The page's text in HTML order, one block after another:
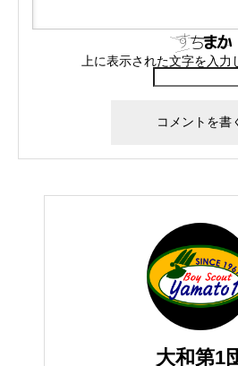
上に表示された文字を入力
大和第1